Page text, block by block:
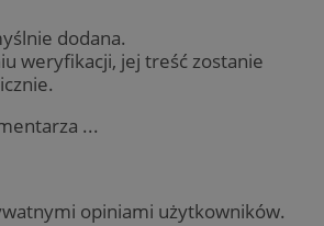
dodana.
weryfikacji, jej treść zostanie
...
opiniami użytkowników.